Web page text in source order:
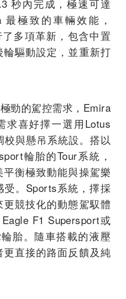
秒內完成，極速可達
極致的車輛效能，
多項革新，包含中置
驅動設定，並重新打
勁的駕控需求，Emira
求喜好擇一選用Lotus
與懸吊系統設。搭以
輪胎的Tour系統，
衡極致動能與操駕樂
受。Sports系統，擇採
競技化的動態駕馭體
F1 Supersport或
胎。隨車搭載的液壓
直接的路面反饋及純